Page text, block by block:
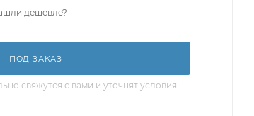
дешевле?
ПОД ЗАКАЗ
свяжутся с вами и уточнят условия